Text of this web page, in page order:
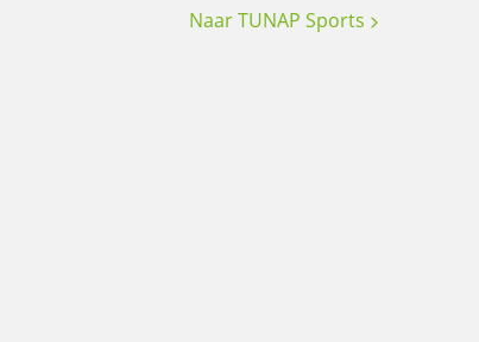
Naar TUNAP Sports